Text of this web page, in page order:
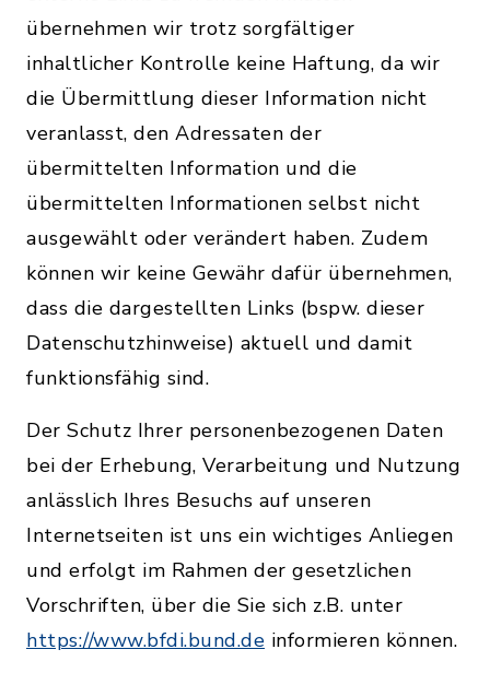
übernehmen wir trotz sorgfältiger
inhaltlicher Kontrolle keine Haftung, da wir
die Übermittlung dieser Information nicht
veranlasst, den Adressaten der
übermittelten Information und die
übermittelten Informationen selbst nicht
ausgewählt oder verändert haben. Zudem
können wir keine Gewähr dafür übernehmen,
dass die dargestellten Links (bspw. dieser
Datenschutzhinweise) aktuell und damit
funktionsfähig sind.
Der Schutz Ihrer personenbezogenen Daten
bei der Erhebung, Verarbeitung und Nutzung
anlässlich Ihres Besuchs auf unseren
Internetseiten ist uns ein wichtiges Anliegen
und erfolgt im Rahmen der gesetzlichen
Vorschriften, über die Sie sich z.B. unter
https://www.bfdi.bund.de informieren können.